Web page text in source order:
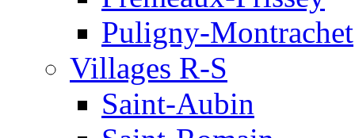
Puligny-Montrachet
Villages R-S
Saint-Aubin